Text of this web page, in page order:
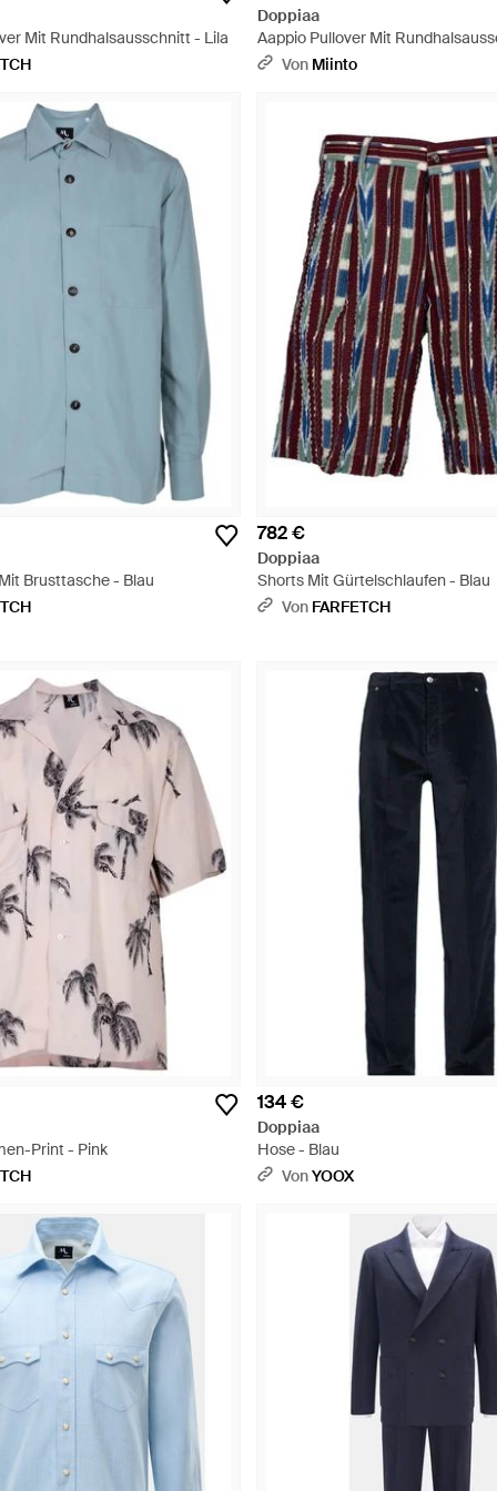
Mit Rundhalsausschnitt - Lila
Doppiaa
Aappio Pullover Mit
Von Miinto
Brusttasche - Blau
782 €
Doppiaa
Shorts Mit Gürtelschlaufen - Blau
Von FARFETCH
Print - Pink
134 €
Doppiaa
Hose - Blau
VonYOOX